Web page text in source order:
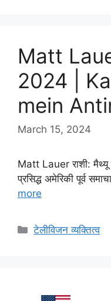
Matt
2024 |
mein
March 15, 2024
Matt Lauer राशी:
प्रसिद्ध अमेरिकी पूर्व
more
Categories
टेलीविजन व्यक्तित्व